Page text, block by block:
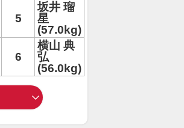
5
坂井 瑠
星
(57.0kg)
6
横山 典
弘
(56.0kg)